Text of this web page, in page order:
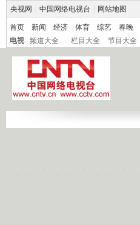
央视网 中国网络电视台 网站地图
首页 新闻 经济 体育 综艺 春晚
电视
频道大全 栏目大全 节目大全